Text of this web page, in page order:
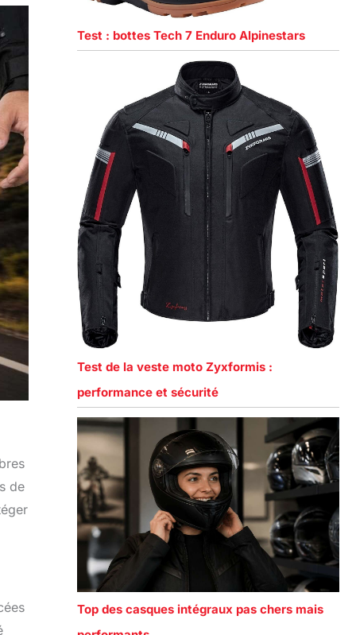
de
Test : bottes Tech 7 Enduro Alpinestars
Test de la veste moto Zyxformis :
performance et sécurité
Top des casques intégraux pas chers mais